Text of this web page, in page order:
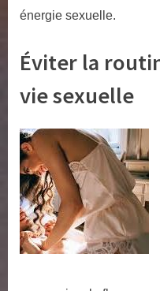
énergie sexuelle.
Éviter la
vie sexuelle